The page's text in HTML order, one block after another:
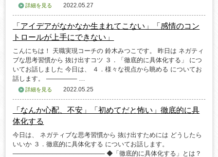
詳細を見る 2022.05.27
「アイデアがなかなか生まれてこない」「感情のコン
トロールが上手にできない」
こんにちは！ 天職実現コーチの 鈴木みつこです。 昨日は ネガティ
ブな思考習慣から 抜け出すコツ ３．「徹底的に具体化する」 につ
いてお話しました 今日は、 ４．様々な視点から眺める についてお
話します。 ─────── …
詳細を見る 2022.05.25
「なんか心配、不安」「初めてだと怖い」徹底的に具
体化する
今日は、 ネガティブな思考習慣から 抜け出すためには どうしたら
いいか ３．徹底的に具体化する についてお話します。
───────────────────── ◆「徹底的に具体化する」とは？